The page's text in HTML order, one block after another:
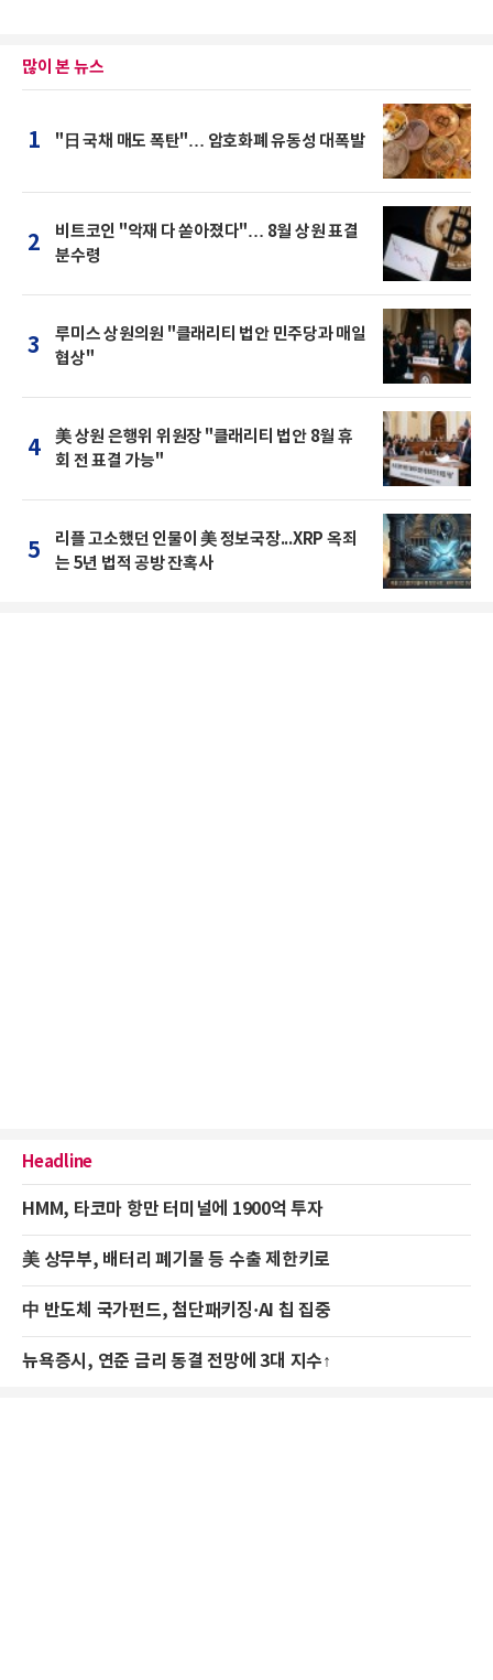
많이 본 뉴스
1 "日 국채 매도 폭탄"… 암호화폐 유동성 대폭발
2
비트코인 "악재 다 쏟아졌다"… 8월 상원 표결
분수령
3
루미스 상원의원 "클래리티 법안 민주당과 매일
협상"
4
美 상원 은행위 위원장 "클래리티 법안 8월 휴
회 전 표결 가능"
5
리플 고소했던 인물이 美 정보국장...XRP 옥죄
는 5년 법적 공방 잔혹사
Headline
HMM, 타코마 항만 터미널에 1900억 투자
美 상무부, 배터리 폐기물 등 수출 제한키로
中 반도체 국가펀드, 첨단패키징·AI 칩 집중
뉴욕증시, 연준 금리 동결 전망에 3대 지수↑